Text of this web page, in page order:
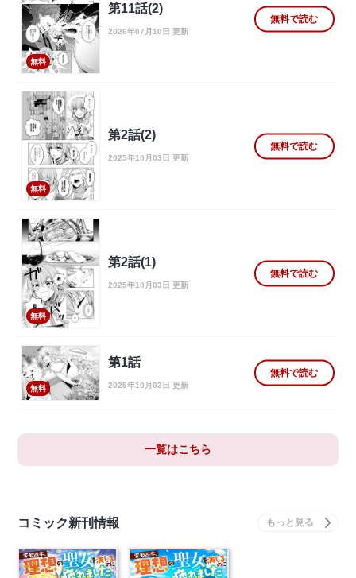
無料
第11話(2)
2026年07月10日 更新
無料で読む
無料
第2話(2)
2025年10月03日 更新
無料で読む
無料
第2話(1)
2025年10月03日 更新
無料で読む
無料
第1話
2025年10月03日 更新
無料で読む
一覧はこちら
コミック新刊情報